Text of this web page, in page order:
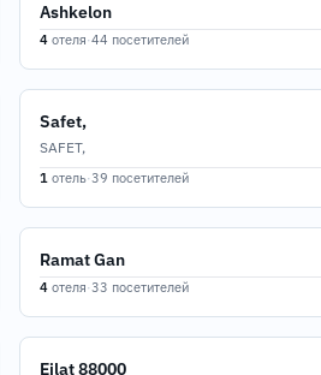
Ashkelon
4 отеля·44 посетителей
Safet,
SAFET,
1 отель·39 посетителей
Ramat Gan
4 отеля·33 посетителей
Eilat 88000